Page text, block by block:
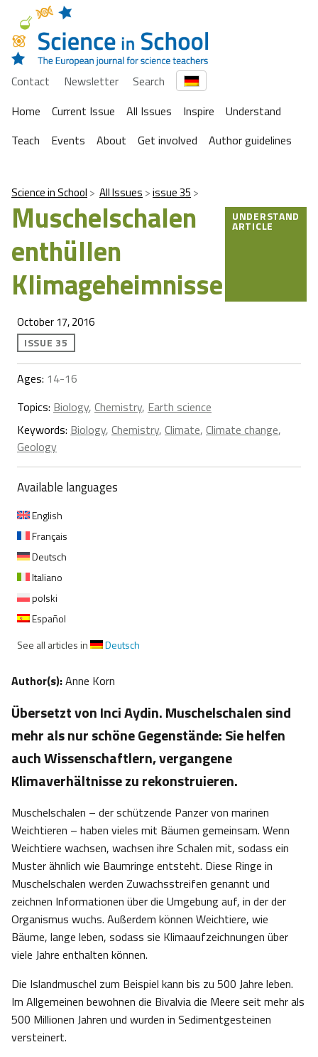
Contact Newsletter
Search
Home
Current Issue All Issues Inspire
Understand
Teach
Events About Get involved Author guidelines
Science in School All Issues issue 35
Muschelschalen
enthüllen
Klimageheimnisse
UNDERSTAND
ARTICLE
October 17, 2016
ISSUE 35
Ages: 14-16
Topics: Biology, Chemistry, Earth science
Keywords: Biology, Chemistry, Climate, Climate change,
Geology
Available languages
English
Français
Deutsch
Italiano
polski
Español
See all articles in
Deutsch
Author(s):Anne Korn
Übersetzt von Inci Aydin. Muschelschalen sind
mehr als nur schöne Gegenstände: Sie helfen
auch Wissenschaftlern, vergangene
Klimaverhältnisse zu rekonstruieren.
Muschelschalen – der schützende Panzer von marinen
Weichtieren – haben vieles mit Bäumen gemeinsam. Wenn
Weichtiere wachsen, wachsen ihre Schalen mit, sodass ein
Muster ähnlich wie Baumringe entsteht. Diese Ringe in
Muschelschalen werden Zuwachsstreifen genannt und
zeichnen Informationen über die Umgebung auf, in der der
Organismus wuchs. Außerdem können Weichtiere, wie
Bäume, lange leben, sodass sie Klimaaufzeichnungen über
viele Jahre enthalten können.
Die Islandmuschel zum Beispiel kann bis zu 500 Jahre leben.
Im Allgemeinen bewohnen die Bivalvia die Meere seit mehr als
500 Millionen Jahren und wurden in Sedimentgesteinen
versteinert.